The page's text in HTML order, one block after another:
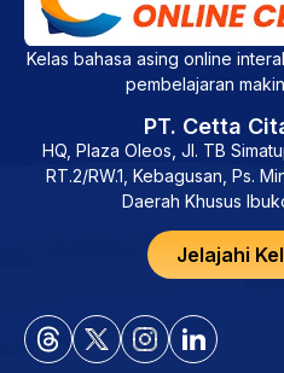
Kelas bahasa asing online
pembelajaran
PT. Cetta
HQ, Plaza Oleos, Jl. TB
RT.2/RW.1, Kebagusan, Ps.
Daerah Khusus
Jelajahi